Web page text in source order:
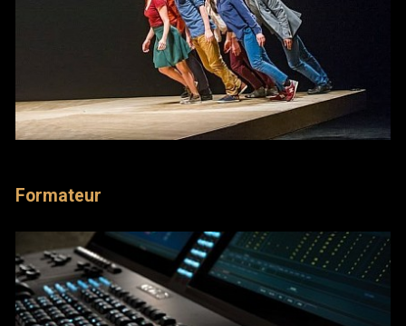
Formateur